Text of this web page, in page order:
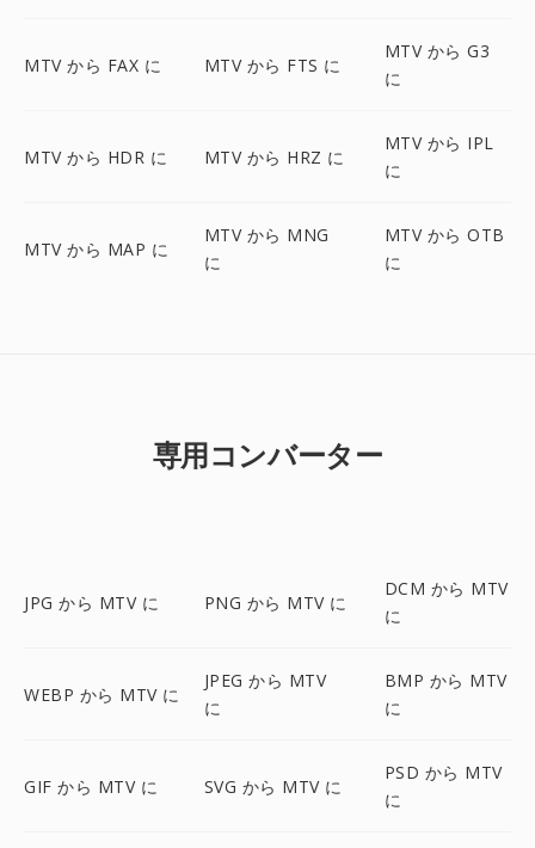
MTV から FAX に MTV から FTS に
MTV から G3
に
MTV から HDR に MTV から HRZ に
MTV から IPL
に
MTV から MAP に
MTV から MNG
に
MTV から OTB
に
専用コンバーター
JPG から MTV に PNG から MTV に
DCM から MTV
に
WEBP から MTV に
JPEG から MTV
に
BMP から MTV
に
GIF から MTV に SVG から MTV に
PSD から MTV
に